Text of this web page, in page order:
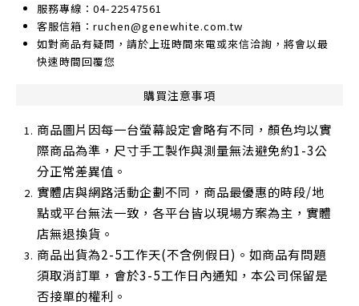
服務專線：04-22547561
客服信箱：ruchen@genewhite.com.tw
如對商品有疑問，請於上班時間來電或來信洽詢，將會以最
快速時間回覆您
購買注意事項
商品圖片因每一台螢幕設定會略有不同，顏色均以實
際商品為準，尺寸手工製作與測量無法避免約1-3公
分正常差異值。
實體店與網路活動企劃不同，商品最優惠的時段/地
點或平台無法一致，各平台皆以現場方案為主，實體
店無退換貨。
商品出貨為2-5工作天(不含例假日)。如商品有問題
須取消訂單，會於3-5工作日內通知，本公司保留是
否接單的權利。